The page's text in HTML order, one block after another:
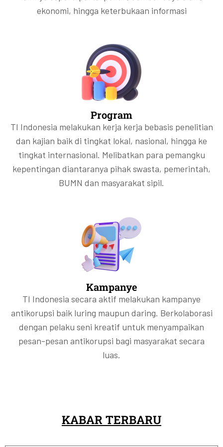
ekonomi, hingga keterbukaan informasi
Program
TI Indonesia melakukan kerja kerja bebasis penelitian
dan kajian baik di tingkat lokal, nasional, hingga ke
tingkat internasional. Melibatkan para pemangku
kepentingan diantaranya pihak swasta, pemerintah,
BUMN dan masyarakat sipil.
Kampanye
TI Indonesia secara aktif melakukan kampanye
antikorupsi baik luring maupun daring. Berkolaborasi
dengan pelaku seni kreatif untuk menyampaikan
pesan-pesan antikorupsi bagi masyarakat secara
luas.
KABAR TERBARU